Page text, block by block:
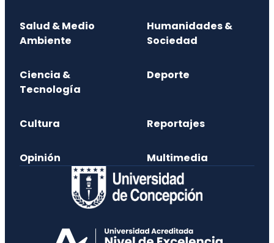
Salud & Medio
Ambiente
Humanidades &
Sociedad
Ciencia &
Tecnología
Deporte
Cultura Reportajes
Opinión Multimedia